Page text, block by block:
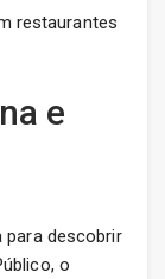
restaurantes
e
para descobrir
o